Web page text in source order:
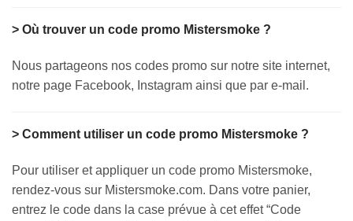
> Où trouver un code promo Mistersmoke ?
Nous partageons nos codes promo sur notre site internet,
notre page Facebook, Instagram ainsi que par e-mail.
> Comment utiliser un code promo Mistersmoke ?
Pour utiliser et appliquer un code promo Mistersmoke,
rendez-vous sur Mistersmoke.com. Dans votre panier,
entrez le code dans la case prévue à cet effet “Code